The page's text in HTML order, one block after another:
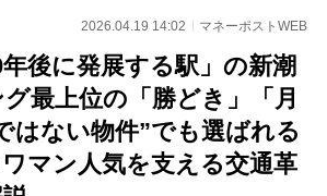
2026.04.19 14:02 マネーポストWEB
年後に発展する駅」の新潮
最上位の「勝どき」「月
はない物件”でも選ばれる
マン人気を支える交通革